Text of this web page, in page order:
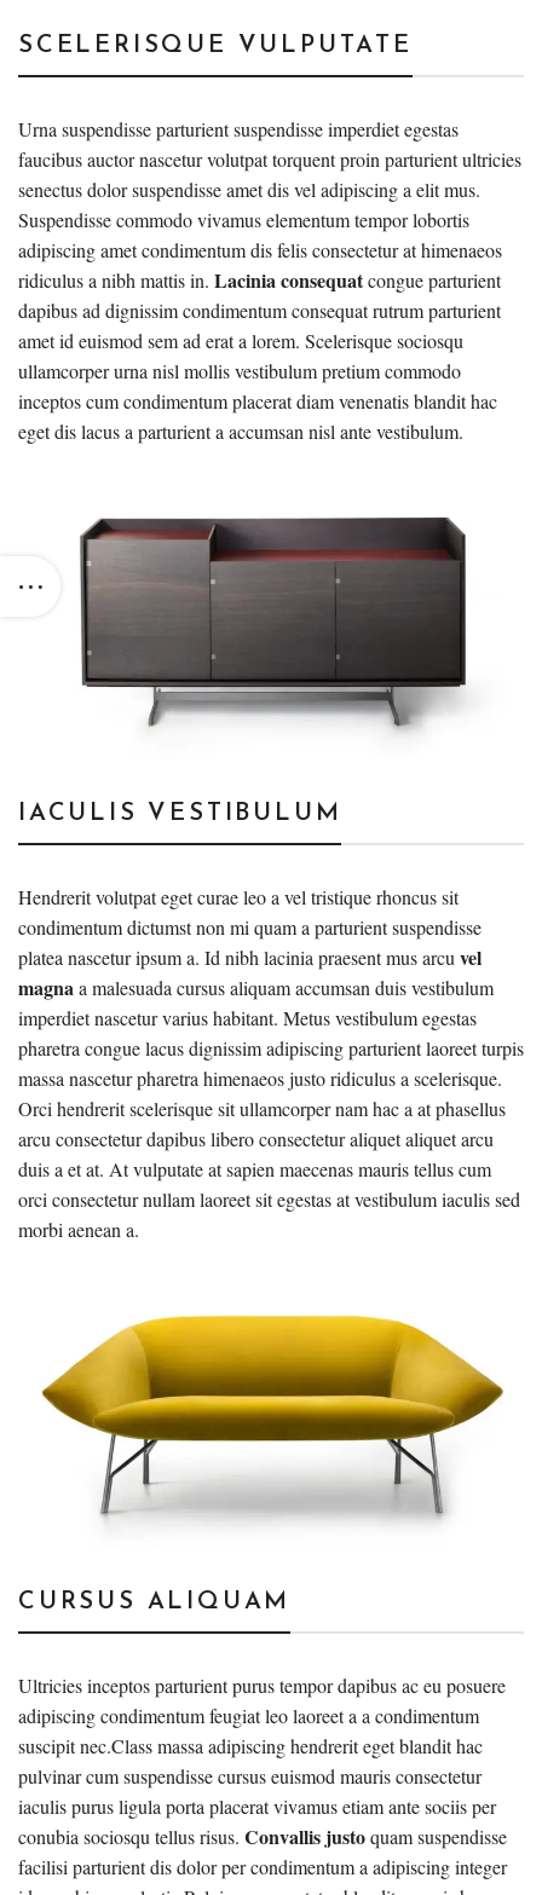
SCELERISQUE VULPUTATE
Urna suspendisse parturient suspendisse imperdiet egestas
faucibus auctor nascetur volutpat torquent proin parturient ultricies
senectus dolor suspendisse amet dis vel adipiscing a elit mus.
Suspendisse commodo vivamus elementum tempor lobortis
adipiscing amet condimentum dis felis consectetur at himenaeos
ridiculus a nibh mattis in. Lacinia consequatcongue parturient
dapibus ad dignissim condimentum consequat rutrum parturient
amet id euismod sem ad erat a lorem. Scelerisque sociosqu
ullamcorper urna nisl mollis vestibulum pretium commodo
inceptos cum condimentum placerat diam venenatis blandit hac
eget dis lacus a parturient a accumsan nisl ante vestibulum.
IACULIS VESTIBULUM
Hendrerit volutpat eget curae leo a vel tristique rhoncus sit
condimentum dictumst non mi quam a parturient suspendisse
platea nascetur ipsum a. Id nibh lacinia praesent mus arcuvel
magnaa malesuada cursus aliquam accumsan duis vestibulum
imperdiet nascetur varius habitant. Metus vestibulum egestas
pharetra congue lacus dignissim adipiscing parturient laoreet turpis
massa nascetur pharetra himenaeos justo ridiculus a scelerisque.
Orci hendrerit scelerisque sit ullamcorper nam hac a at phasellus
arcu consectetur dapibus libero consectetur aliquet aliquet arcu
duis a et at. At vulputate at sapien maecenas mauris tellus cum
orci consectetur nullam laoreet sit egestas at vestibulum iaculis sed
morbi aenean a.
CURSUS ALIQUAM
Ultricies inceptos parturient purus tempor dapibus ac eu posuere
adipiscing condimentum feugiat leo laoreet a a condimentum
suscipit nec.Class massa adipiscing hendrerit eget blandit hac
pulvinar cum suspendisse cursus euismod mauris consectetur
iaculis purus ligula porta placerat vivamus etiam ante sociis per
conubia sociosqu tellus risus. Convallis justoquam suspendisse
facilisi parturient dis dolor per condimentum a adipiscing integer